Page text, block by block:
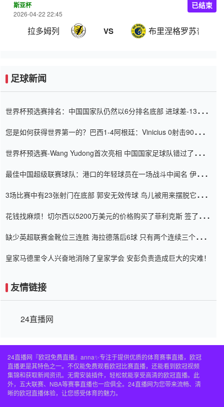
斯亚杯
2026-04-22 22:45
拉多姆列 VS 布里涅格罗苏普列
已结束
足球新闻
世界杯预选赛排名：中国国家队仍然以6分排名底部 进球差-13令人
您是如何获得世界第一的？巴西1-4阿根廷：Vinicius 0射击90分钟
世界杯预选赛-Wang Yudong首次亮相 中国国家足球队错过了世界
最佳中国超级联赛球队：港口的年轻球员在一场战斗中闻名 伊万放
3场比赛中有23张射门在底部 郭安无效传球 鸟儿被用来摆脱它
花钱找麻烦！切尔西以5200万美元的价格购买了菲利克斯 签了7年
缺少英超联赛金靴位三连胜 海拉德落后6球 只有两个连续三个连续
皇家马德里令人兴奋地消除了皇家学会 安彭负责造成巨大的灾难！
友情链接
24直播网
24直播网『欧冠免费直播』anna✨专注于提供优质的体育赛事直播，欧冠
直播更是其特色之一。不仅能免费观看欧冠比赛直播，还能看到欧冠视频
集锦和获取新闻资讯。无需安装插件，轻松就能享受高清的欧冠直播。此
外，五大联赛、NBA等赛事直播也一应俱全。24直播网为您带来流畅、清
晰的欧冠直播体验，让您感受体育的魅力。